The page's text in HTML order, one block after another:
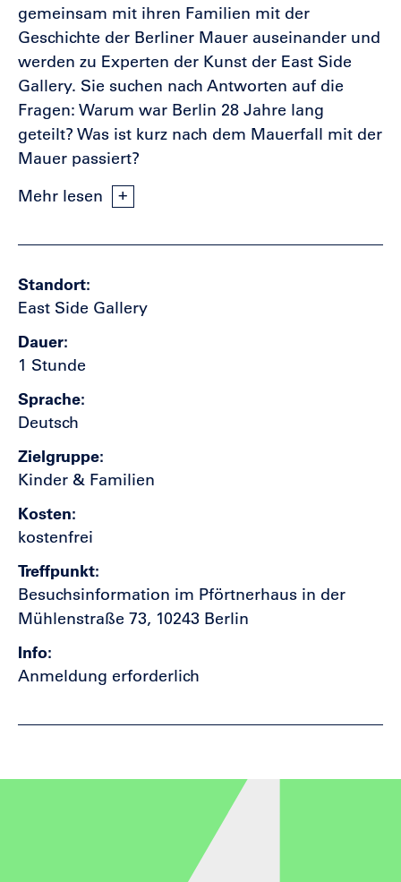
gemeinsam mit ihren Familien mit der
Geschichte der Berliner Mauer auseinander und
werden zu Experten der Kunst der East Side
Gallery. Sie suchen nach Antworten auf die
Fragen: Warum war Berlin 28 Jahre lang
geteilt? Was ist kurz nach dem Mauerfall mit der
Mauer passiert?
Mehr lesen
Standort
East Side Gallery
Dauer
1 Stunde
Sprache
Deutsch
Zielgruppe
Kinder & Familien
Kosten
kostenfrei
Treffpunkt
Besuchsinformation im Pförtnerhaus in der
Mühlenstraße 73, 10243 Berlin
Info
Anmeldung erforderlich